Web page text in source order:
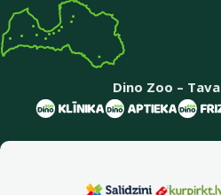
Dino Zoo –